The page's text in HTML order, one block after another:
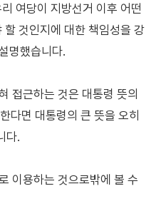
여당이 지방선거 이후 어떤
것인지에 대한 책임성을 강
명했습니다.
접근하는 것은 대통령 뜻의
다면 대통령의 큰 뜻을 오히
다.
이용하는 것으로밖에 볼 수